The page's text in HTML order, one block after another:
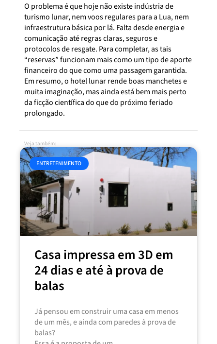
O problema é que hoje não existe indústria de
turismo lunar, nem voos regulares para a Lua, nem
infraestrutura básica por lá. Falta desde energia e
comunicação até regras claras, seguros e
protocolos de resgate. Para completar, as tais
“reservas” funcionam mais como um tipo de aporte
financeiro do que como uma passagem garantida.
Em resumo, o hotel lunar rende boas manchetes e
muita imaginação, mas ainda está bem mais perto
da ficção científica do que do próximo feriado
prolongado.
Veja também:
ENTRETENIMENTO
Casa impressa em 3D em
24 dias e até à prova de
balas
Já pensou em construir uma casa em menos
de um mês, e ainda com paredes à prova de
balas?